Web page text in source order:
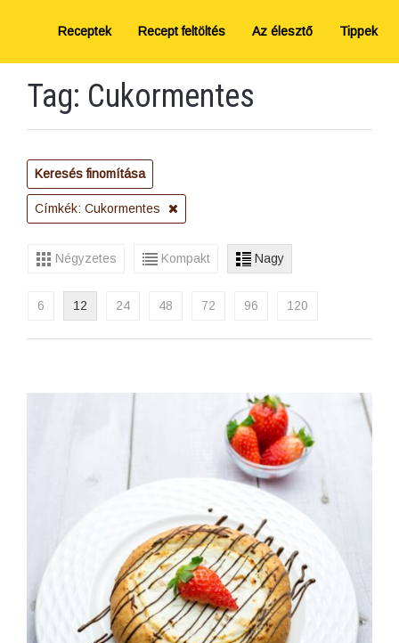
Receptek Recept feltöltés Az élesztő Tippek
Tag: Cukormentes
Keresés finomítása
Címkék: Cukormentes
Négyzetes Kompakt Nagy
6 12 24 48 72 96 120